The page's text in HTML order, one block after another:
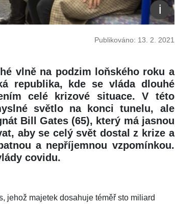
Publikováno: 13. 2. 2021
vlně na podzim loňského roku a
republika, kde se vláda dlouhé
celé krizové situace. V této
světlo na konci tunelu, ale
Bill Gates (65), který má jasnou
aby se celý svět dostal z krize a
a nepříjemnou vzpomínkou.
covidu.
jehož majetek dosahuje téměř sto miliard